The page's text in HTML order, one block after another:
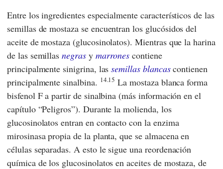
Entre los ingredientes especialmente característicos de las
semillas de mostaza se encuentran los glucósidos del
aceite de mostaza (glucosinolatos). Mientras que la harina
de las semillasnegrasy marrones contiene
principalmente sinigrina, lassemillas blancascontienen
principalmente sinalbina. 14.15 La mostaza blanca forma
bisfenol F a partir de sinalbina (más información en el
capítulo “Peligros”). Durante la molienda, los
glucosinolatos entran en contacto con la enzima
mirosinasa propia de la planta, que se almacena en
células separadas. A esto le sigue una reordenación
química de los glucosinolatos en aceites de mostaza, de